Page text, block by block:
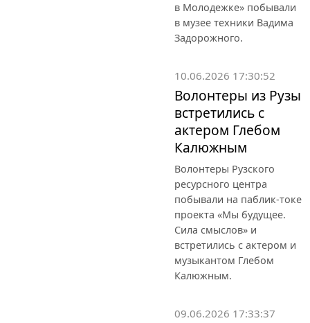
в Молодежке» побывали
в музее техники Вадима
Задорожного.
10.06.2026 17:30:52
Волонтеры из Рузы
встретились с
актером Глебом
Калюжным
Волонтеры Рузского
ресурсного центра
побывали на паблик-токе
проекта «Мы будущее.
Сила смыслов» и
встретились с актером и
музыкантом Глебом
Калюжным.
09.06.2026 17:33:37